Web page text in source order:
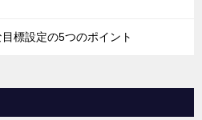
標設定の5つのポイント